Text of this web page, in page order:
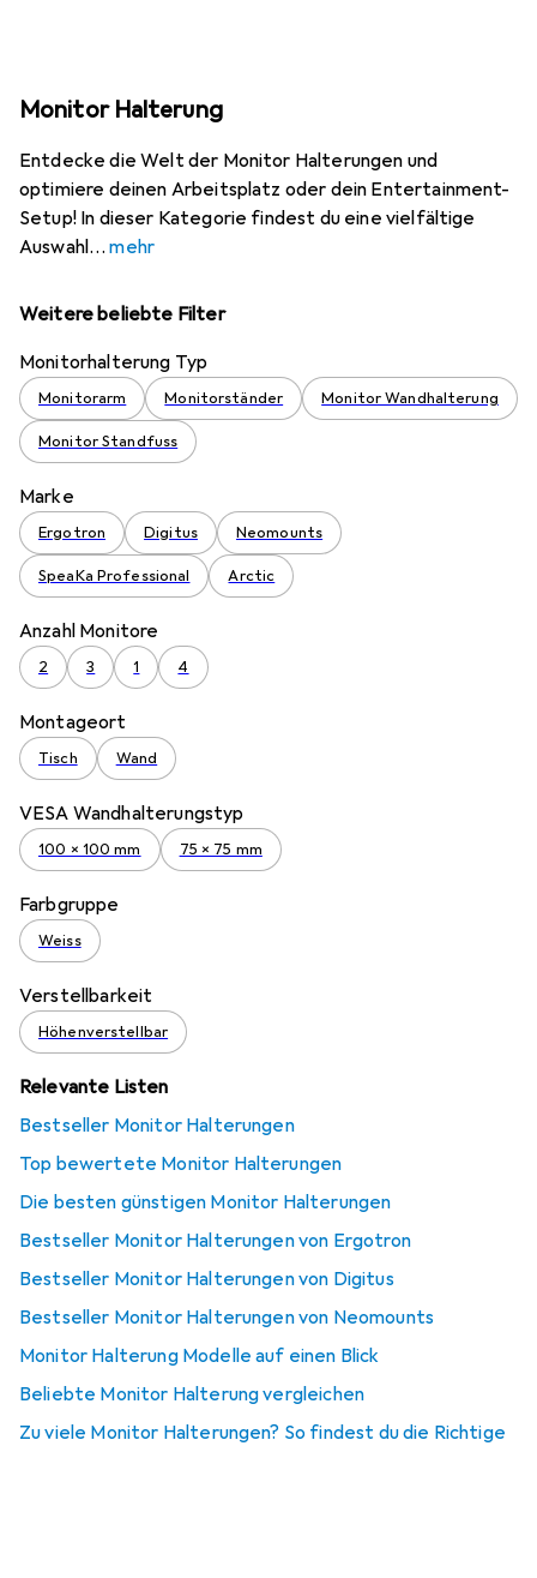
Monitor Halterung
Entdecke die Welt der Monitor Halterungen und
optimiere deinen Arbeitsplatz oder dein Entertainment-
Setup! In dieser Kategorie findest du eine vielfältige
Auswahl
mehr
Weitere beliebte Filter
Monitorhalterung Typ
Monitorarm Monitorständer Monitor Wandhalterung
Monitor Standfuss
Marke
Ergotron Digitus Neomounts
SpeaKa Professional Arctic
Anzahl Monitore
2 3 1 4
Montageort
Tisch Wand
VESA Wandhalterungstyp
100 x 100 mm 75 x 75 mm
Farbgruppe
Weiss
Verstellbarkeit
Höhenverstellbar
Relevante Listen
Bestseller Monitor Halterungen
Top bewertete Monitor Halterungen
Die besten günstigen Monitor Halterungen
Bestseller Monitor Halterungen von Ergotron
Bestseller Monitor Halterungen von Digitus
Bestseller Monitor Halterungen von Neomounts
Monitor Halterung Modelle auf einen Blick
Beliebte Monitor Halterung vergleichen
Zu viele Monitor Halterungen? So findest du die Richtige